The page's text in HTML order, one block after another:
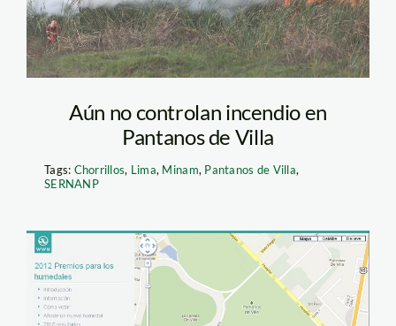
Aún no controlan incendio en
Pantanos de Villa
Tags: Chorrillos, Lima, Minam, Pantanos de Villa,
SERNANP